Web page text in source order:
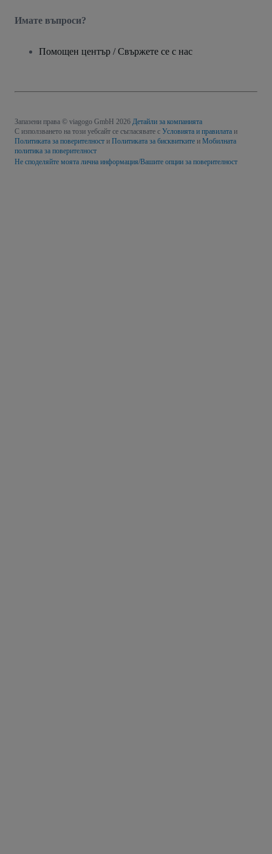
Имате въпроси?
Помощен център / Свържете се с нас
Запазени права © viagogo GmbH 2026 Детайли за компанията
С използването на този уебсайт се съгласявате с Условията и правилата и
Политиката за поверителност и Политиката за бисквитките и Мобилната
политика за поверителност
Не споделяйте моята лична информация/Вашите опции за поверителност